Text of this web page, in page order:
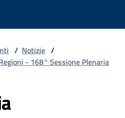
/ Notizie /
- 168° Sessione Plenaria